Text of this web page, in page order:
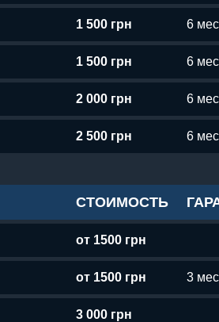
1 500 грн 6 мес
1 500 грн 6 мес
2 000 грн 6 мес
2 500 грн 6 мес
СТОИМОСТЬ
от 1500 грн
от 1500 грн 3 мес
3 000 грн